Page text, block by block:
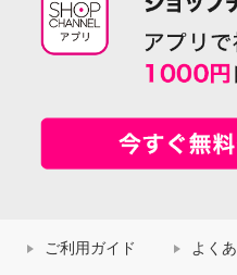
ご利用ガイド よく